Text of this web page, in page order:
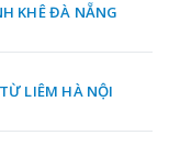
KHÊ ĐÀ NẴNG
LIÊM HÀ NỘI